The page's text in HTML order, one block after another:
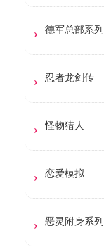
德军总部系列
忍者龙剑传
怪物猎人
恋爱模拟
恶灵附身系列